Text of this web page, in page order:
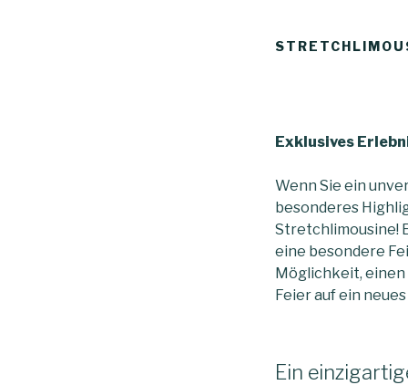
Exklusives
Wenn Sie ein
besonderes
Stretchlimousine!
eine besondere
Möglichkeit,
Feier auf ein
Ein